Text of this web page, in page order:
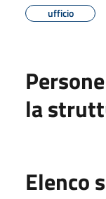
ufficio
la
Elenco